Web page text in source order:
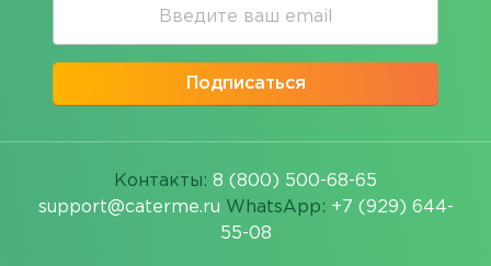
Подписаться
Контакты: 8 (800) 500-68-65
support@caterme.ru WhatsApp: +7 (929) 644-
55-08